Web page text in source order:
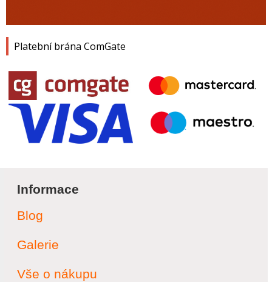
Platební brána ComGate
Informace
Blog
Galerie
Vše o nákupu